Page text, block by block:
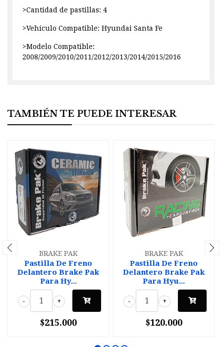
>Cantidad de pastillas: 4
>Vehículo Compatible: Hyundai Santa Fe
>Modelo Compatible:
2008/2009/2010/2011/2012/2013/2014/2015/2016
TAMBIÉN TE PUEDE INTERESAR
BRAKE PAK
Pastilla De Freno
Delantero Brake Pak
Para Hy...
+
-
$215.000
BRAKE PAK
Pastilla De Freno
Delantero Brake Pak
Para Hyu...
+
-
$120.000